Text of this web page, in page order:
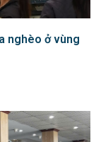
nghèo ở vùng